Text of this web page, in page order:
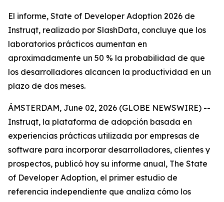
El informe, State of Developer Adoption 2026 de
Instruqt, realizado por SlashData, concluye que los
laboratorios prácticos aumentan en
aproximadamente un 50 % la probabilidad de que
los desarrolladores alcancen la productividad en un
plazo de dos meses.
ÁMSTERDAM, June 02, 2026 (GLOBE NEWSWIRE) --
Instruqt, la plataforma de adopción basada en
experiencias prácticas utilizada por empresas de
software para incorporar desarrolladores, clientes y
prospectos, publicó hoy su informe anual, The State
of Developer Adoption, el primer estudio de
referencia independiente que analiza cómo los